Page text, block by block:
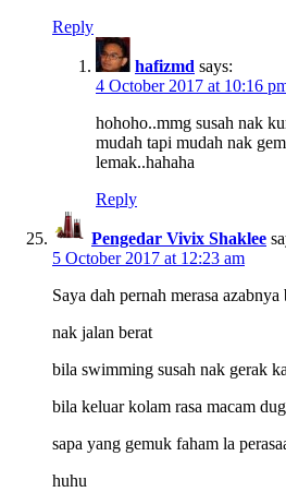
Reply
hafizmd says:
4 October 2017 at 10:16
hohoho..mmg susah nak
mudah tapi mudah nak
lemak..hahaha
Reply
Pengedar Vivix Shaklee
5 October 2017 at 12:23 am
Saya dah pernah merasa
nak jalan berat
bila swimming susah nak gerak
bila keluar kolam rasa macam
sapa yang gemuk faham la
huhu